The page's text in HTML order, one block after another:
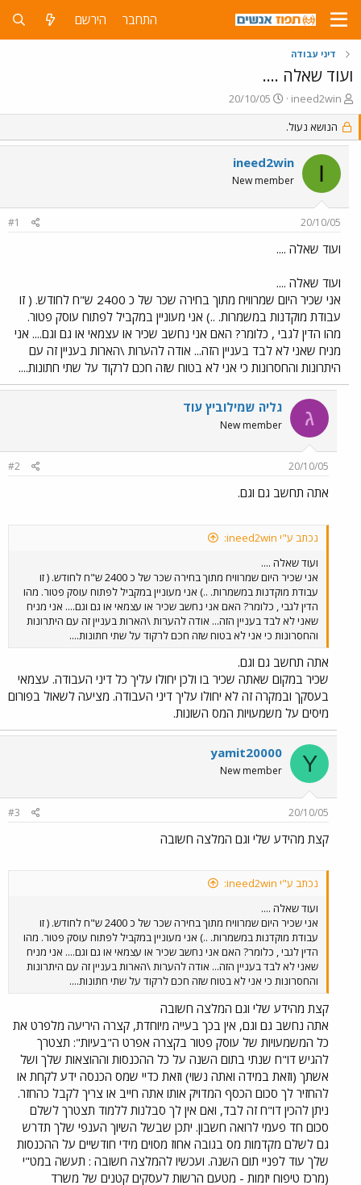
התחבר הירשם
דיני עבודה
ועוד שאלה ....
פ
ו
ת
ח
נ
ineed2win
פ
ו
ס
ם
ב
ת
20/10/05
הנושא נעול.
I
ineed2win
New member
20/10/05
#1
ועוד שאלה ....
ועוד שאלה ....
אני שכיר היום שמרוויח מתוך בחירה שכר של כ 2400 ש"ח לחודש. ( זו
עבודת מוקדנות במשמרות. ..) אני מעוניין במקביל לפתוח עוסק פטור.
מהו הדין לגבי , כלומר? האם אני נחשב שכיר או עצמאי או גם וגם.... אני
מניח שאני לא לבד בעניין הזה... אודה להערות \הארות בעניין זה עם
היתרונות והחסרונות כי אני לא בטוח שזה חכם לרקוד על שתי חתונות....
ג גליה שמילוביץ עוד
New member
20/10/05
#2
אתה תחשב גם וגם.
נכתב ע"י ineed2win:
ועוד שאלה ....
אני שכיר היום שמרוויח מתוך בחירה שכר של כ 2400 ש"ח לחודש. ( זו
עבודת מוקדנות במשמרות. ..) אני מעוניין במקביל לפתוח עוסק פטור. מהו
הדין לגבי , כלומר? האם אני נחשב שכיר או עצמאי או גם וגם.... אני מניח
שאני לא לבד בעניין הזה... אודה להערות \הארות בעניין זה עם היתרונות
והחסרונות כי אני לא בטוח שזה חכם לרקוד על שתי חתונות....
אתה תחשב גם וגם.
שכיר במקום שאתה שכיר בו ולכן יחולו עליך כל דיני העבודה. עצמאי
בעסקך ובמקרה זה לא יחולו עליך דיני העבודה. מציעה לשאול בפורום
מיסים על משמעויות המס השונות.
Y
yamit20000
New member
20/10/05
#3
קצת מהידע שלי וגם המלצה חשובה
נכתב ע"י ineed2win:
ועוד שאלה ....
אני שכיר היום שמרוויח מתוך בחירה שכר של כ 2400 ש"ח לחודש. ( זו
עבודת מוקדנות במשמרות. ..) אני מעוניין במקביל לפתוח עוסק פטור. מהו
הדין לגבי , כלומר? האם אני נחשב שכיר או עצמאי או גם וגם.... אני מניח
שאני לא לבד בעניין הזה... אודה להערות \הארות בעניין זה עם היתרונות
והחסרונות כי אני לא בטוח שזה חכם לרקוד על שתי חתונות....
קצת מהידע שלי וגם המלצה חשובה
אתה נחשב גם וגם, אין בכך בעייה מיוחדת, קצרה היריעה מלפרט את
כל המשמעויות של עוסק פטור בקצרה אפרט ה"בעיות": תצטרך
להגיש דו"ח שנתי בתום השנה על כל ההכנסות וההוצאות שלך ושל
אשתך (וזאת במידה ואתה נשוי) וזאת כדיי שמס הכנסה ידע לקחת או
להחזיר לך סכום הכסף המדויק אותו אתה חייב או צריך לקבל כהחזר.
ניתן להכין דו"ח זה לבד, ואם אין לך סבלנות ללמוד תצטרך לשלם
סכום חד פעמי לרואה חשבון. יתכן שבשל השיוך הענפי שלך תדרש
גם לשלם מקדמות מס בגובה אחוז מסוים מידי חודשיים על ההכנסות
שלך עוד לפניי תום השנה. ועכשיו להמלצה חשובה : תעשה במט"י
(מרכז טיפוח יזמות - מטעם הרשות לעסקים קטנים של משרד